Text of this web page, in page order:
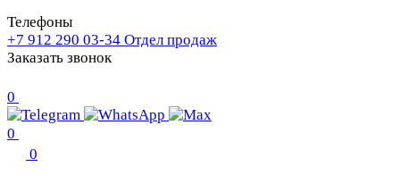
Телефоны
+7 912 290 03-34 Отдел продаж
Заказать звонок
0
0
0